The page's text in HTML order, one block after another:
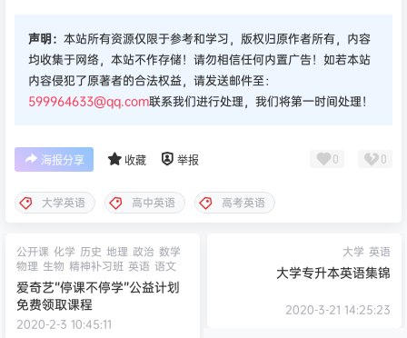
声明： 本站所有资源仅限于参考和学习，版权归原作者所有，内容
均收集于网络，本站不作存储！请勿相信任何内置广告！如若本站
内容侵犯了原著者的合法权益，请发送邮件至：
599964633@qq.com联系我们进行处理，我们将第一时间处理！
海报分享 收藏 举报 0 0
大学英语 高中英语 高考英语
公开课 化学 历史 地理 政治 数学
物理 生物 精神补习班 英语 语文
爱奇艺“停课不停学”公益计划
免费领取课程
2020-2-3 10:45:11
大学 英语
大学专升本英语集锦
2020-3-21 14:25:23